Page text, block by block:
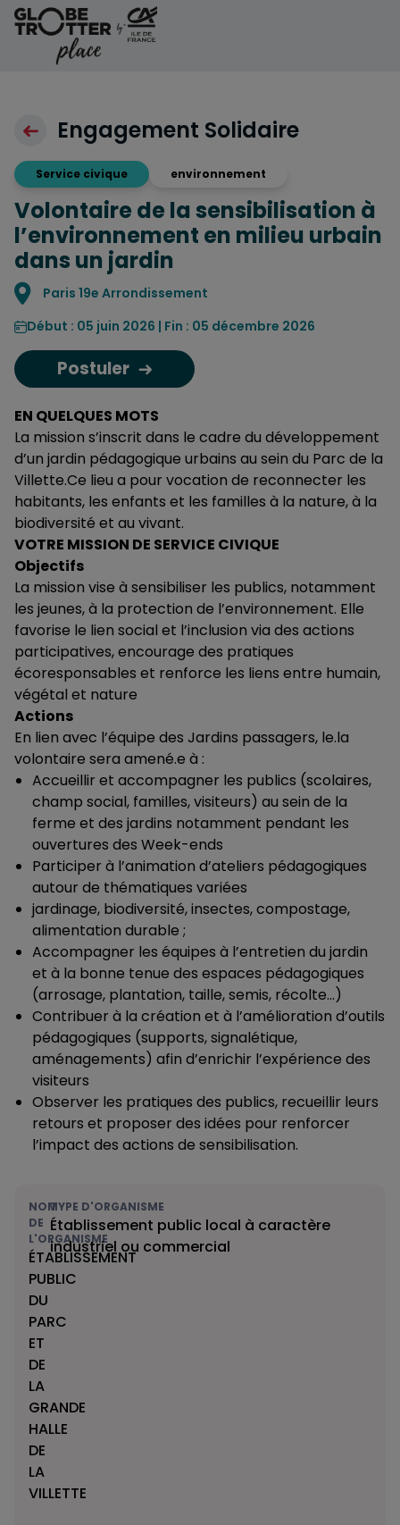
Aller au contenu
Engagement Solidaire
Service civique environnement
Volontaire de la sensibilisation à
l’environnement en milieu urbain
dans un jardin
Localisation
Paris 19e Arrondissement
Début : 05 juin 2026 | Fin : 05 décembre 2026
Postuler
EN QUELQUES MOTS
La mission s’inscrit dans le cadre du développement
d’un jardin pédagogique urbains au sein du Parc de la
Villette.Ce lieu a pour vocation de reconnecter les
habitants, les enfants et les familles à la nature, à la
biodiversité et au vivant.
VOTRE MISSION DE SERVICE CIVIQUE
Objectifs
La mission vise à sensibiliser les publics, notamment
les jeunes, à la protection de l’environnement. Elle
favorise le lien social et l’inclusion via des actions
participatives, encourage des pratiques
écoresponsables et renforce les liens entre humain,
végétal et nature
Actions
En lien avec l’équipe des Jardins passagers, le.la
volontaire sera amené.e à :
Accueillir et accompagner les publics (scolaires,
champ social, familles, visiteurs) au sein de la
ferme et des jardins notamment pendant les
ouvertures des Week-ends
Participer à l’animation d’ateliers pédagogiques
autour de thématiques variées
jardinage, biodiversité, insectes, compostage,
alimentation durable ;
Accompagner les équipes à l’entretien du jardin
et à la bonne tenue des espaces pédagogiques
(arrosage, plantation, taille, semis, récolte…)
Contribuer à la création et à l’amélioration d’outils
pédagogiques (supports, signalétique,
aménagements) afin d’enrichir l’expérience des
visiteurs
Observer les pratiques des publics, recueillir leurs
retours et proposer des idées pour renforcer
l’impact des actions de sensibilisation.
NOM
DE
L'ORGANISME
ÉTABLISSEMENT
PUBLIC
DU
PARC
ET
DE
LA
GRANDE
HALLE
DE
LA
VILLETTE
TYPE D'ORGANISME
Établissement public local à caractère
industriel ou commercial